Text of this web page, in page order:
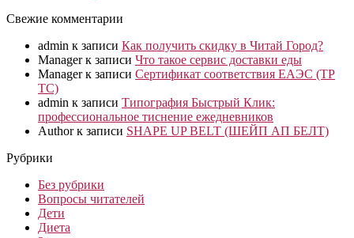
Свежие комментарии
admin к записи Как получить скидку в Читай Город?
Managerк записи Что такое сервис доставки еды
Managerк записи Сертификат соответствия ЕАЭС (ТР
ТС)
admin к записи Типография Быстрый Клик:
профессиональное тиснение ежедневников
Authorк записи SHAPE UP BELT (ШЕЙП АП БЕЛТ)
Рубрики
Без рубрики
Вопросы читателей
Дети
Диета